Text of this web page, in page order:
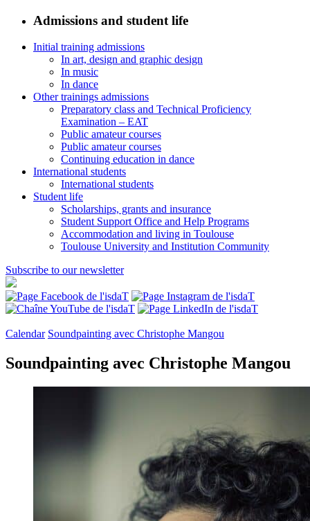
Admissions and student life
Initial training admissions
In art, design and graphic design
In music
In dance
Other trainings admissions
Preparatory class and Technical Proficiency
Examination – EAT
Public amateur courses
Public amateur courses
Continuing education in dance
International students
International students
Student life
Scholarships, grants and insurance
Student Support Office and Help Programs
Accommodation and living in Toulouse
Toulouse University and Institution Community
Subscribe to our newsletter
Calendar Soundpainting avec Christophe Mangou
Soundpainting avec Christophe Mangou